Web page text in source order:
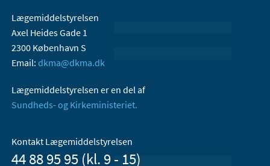
Lægemiddelstyrelsen
Axel Heides Gade 1
2300 København S
Email: dkma@dkma.dk
Lægemiddelstyrelsen er en del af
Sundheds- og Kirkeministeriet.
Kontakt Lægemiddelstyrelsen
44 88 95 95 (kl. 9 - 15)